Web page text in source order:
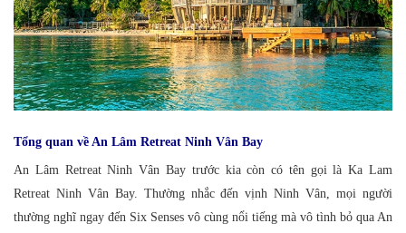
Tổng quan về An Lâm Retreat Ninh Vân Bay
An Lâm Retreat Ninh Vân Bay trước kia còn có tên gọi là Ka Lam
Retreat Ninh Vân Bay. Thường nhắc đến vịnh Ninh Vân, mọi người
thường nghĩ ngay đến Six Senses vô cùng nổi tiếng mà vô tình bỏ qua An